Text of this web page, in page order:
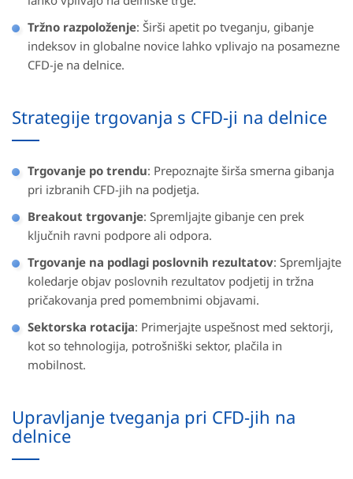
Tržno razpoloženje: Širši apetit po tveganju, gibanje
indeksov in globalne novice lahko vplivajo na posamezne
CFD-je na delnice.
Strategije trgovanja s CFD-ji na delnice
Trgovanje po trendu: Prepoznajte širša smerna gibanja
pri izbranih CFD-jih na podjetja.
Breakout trgovanje: Spremljajte gibanje cen prek
ključnih ravni podpore ali odpora.
Trgovanje na podlagi poslovnih rezultatov: Spremljajte
koledarje objav poslovnih rezultatov podjetij in tržna
pričakovanja pred pomembnimi objavami.
Sektorska rotacija: Primerjajte uspešnost med sektorji,
kot so tehnologija, potrošniški sektor, plačila in
mobilnost.
Upravljanje tveganja pri CFD-jih na
delnice